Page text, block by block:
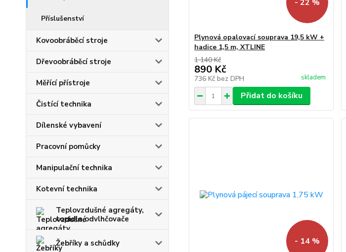
Příslušenství
Kovoobráběcí stroje
Dřevoobráběcí stroje
Měřící přístroje
Čistící technika
Dílenské vybavení
Pracovní pomůcky
Manipulační technika
Kotevní technika
Teplovzdušné agregáty,
topidla,odvlhčovače
Žebříky a schůdky
- 22 %
Plynová opalovací souprava 19,5 kW +
hadice 1,5 m, XTLINE
1 140 Kč
890 Kč
736 Kč bez DPH skladem
Přidat do košíku
- 14 %